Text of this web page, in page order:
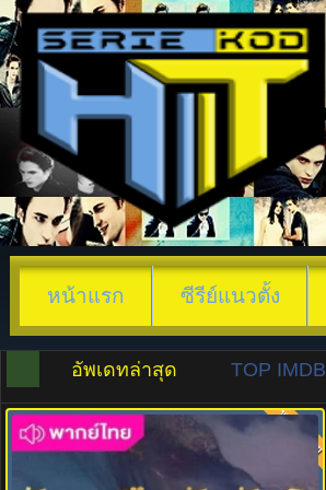
หน้าแรก ซีรีย์แนวตั้ง
อัพเดทล่าสุด TOP IMDB
8.0 พากย์ไทย